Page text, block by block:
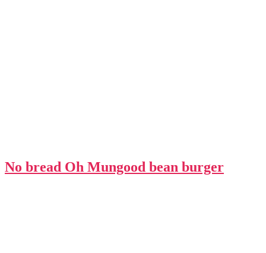
No bread Oh Mungood bean burger